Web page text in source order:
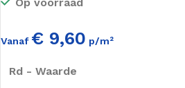
Vanaf € 9,60 p/m²
Rd - Waarde